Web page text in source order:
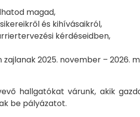
magad,
és kihívásaikról,
kérdéseidben,
2025. november – 2026.
hallgatókat várunk, akik
be pályázatot.